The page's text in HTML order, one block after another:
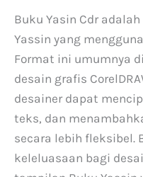
Buku Yasin Cdr
Yassin yang
Format ini umumnya
desain grafis
desainer dapat
teks, dan
secara lebih fleksibel.
keleluasaan bagi